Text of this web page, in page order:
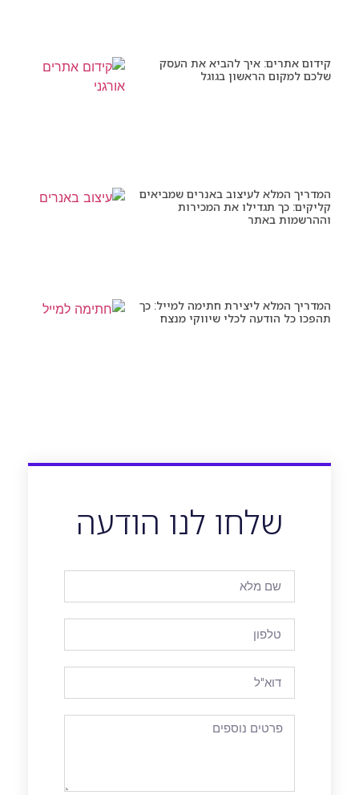
קידום אתרים: איך להביא את העסק
שלכם למקום הראשון בגוגל
המדריך המלא לעיצוב באנרים שמביאים
קליקים: כך תגדילו את המכירות
וההרשמות באתר
המדריך המלא ליצירת חתימה למייל: כך
תהפכו כל הודעה לכלי שיווקי מנצח
שלחו לנו הודעה